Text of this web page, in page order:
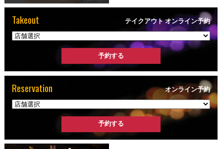
Takeout テイクアウト オンライン予約
Reservation オンライン予約